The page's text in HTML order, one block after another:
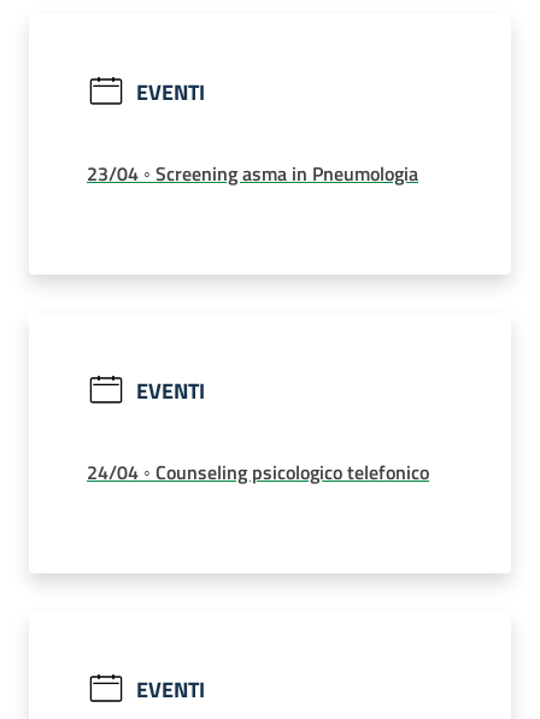
EVENTI
23/04 ◦ Screening asma in Pneumologia
EVENTI
24/04 ◦ Counseling psicologico telefonico
EVENTI